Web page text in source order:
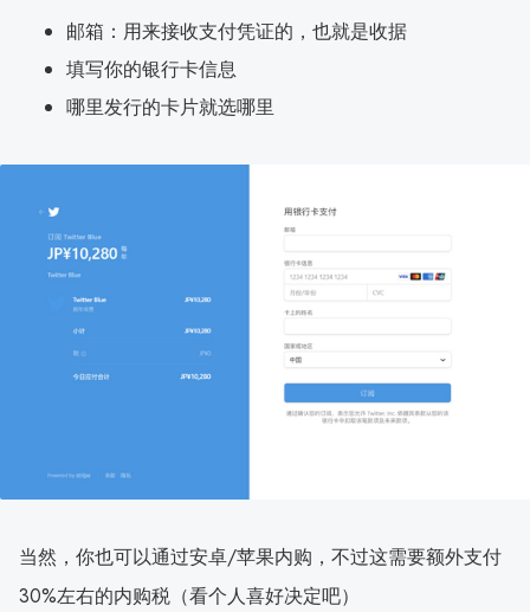
邮箱：用来接收支付凭证的，也就是收据
填写你的银行卡信息
哪里发行的卡片就选哪里
当然，你也可以通过安卓/苹果内购，不过这需要额外支付
30%左右的内购税（看个人喜好决定吧）